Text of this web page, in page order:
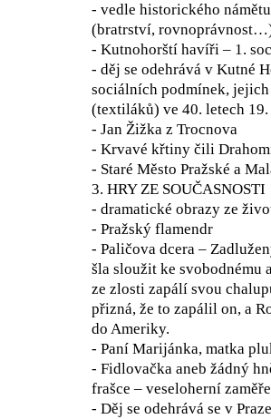
- vedle historického
(bratrství,
- Kutnohorští havíři – 1.
- děj se odehrává v Kutné
sociálních podmínek,
(textiláků) ve 40. letech
- Jan Žižka z Trocnova
- Krvavé křtiny čili
- Staré Město Pražské a
3. HRY ZE SOUČASNOSTI
- dramatické obrazy ze
- Pražský flamendr
- Paličova dcera –
šla sloužit ke svobodnému
ze zlosti zapálí svou
přizná, že to zapálil on, a
do Ameriky.
- Paní Marijánka, matka
- Fidlovačka aneb žádný
frašce – veseloherní
- Děj se odehrává se v